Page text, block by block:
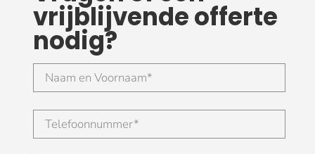
vrijblijvende offerte
nodig?